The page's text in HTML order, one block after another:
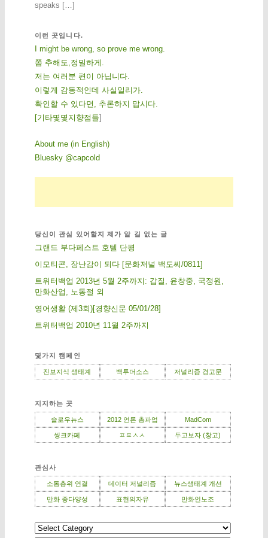
speaks […]
이런 곳입니다.
I might be wrong, so prove me wrong.
쫌 추해도,정밀하게.
저는 여러분 편이 아닙니다.
이렇게 감동적인데 사실일리가.
확인할 수 있다면, 추론하지 맙시다.
[기 타몇 몇 지 향점 들]
About me (in English)
Bluesky @capcold
당신이 관심 있어할지 제가 알 길 없는 글
그랜드 부다페스트 호텔 단평
이모티콘, 장난감이 되다 [문화저널 백도씨/0811]
트위터백업 2013년 5월 2주까지: 갑질, 윤창중, 국정원,
만화산업, 노동절 외
영어생활 (제3회)[경향신문 05/01/28]
트위터백업 2010년 11월 2주까지
몇가지 캠페인
진보지식 생태계 백투더소스 저널리즘 경고문
지지하는 곳
슬로우뉴스 2012 언론 총파업 MadCom
씽크카페 ㅍㅍㅅㅅ 두고보자 (창고)
관심사
소통층위 연결 데이터 저널리즘 뉴스생태계 개선
만화 종다양성 표현의자유 만화인노조